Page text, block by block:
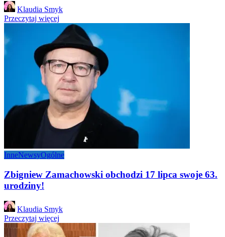
Posted
by
Klaudia Smyk
Przeczytaj więcej
InneNewsyOgólne
Zbigniew Zamachowski obchodzi 17 lipca swoje 63.
urodziny!
Posted
by
Klaudia Smyk
Przeczytaj więcej